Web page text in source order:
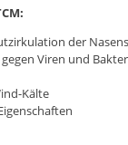
der
Viren und
Kälte